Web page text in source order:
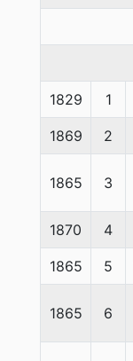
1829 1
1869 2
1865 3
1870 4
1865 5
1865 6